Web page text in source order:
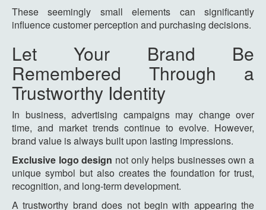
These seemingly small elements can significantly
influence customer perception and purchasing decisions.
Let Your Brand Be
Remembered Through a
Trustworthy Identity
In business, advertising campaigns may change over
time, and market trends continue to evolve. However,
brand value is always built upon lasting impressions.
Exclusive logo design not only helps businesses own a
unique symbol but also creates the foundation for trust,
recognition, and long-term development.
A trustworthy brand does not begin with appearing the